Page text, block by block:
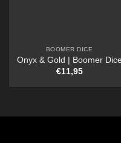
BOOMER DICE
Onyx & Gold | Boomer Dice
€11,95